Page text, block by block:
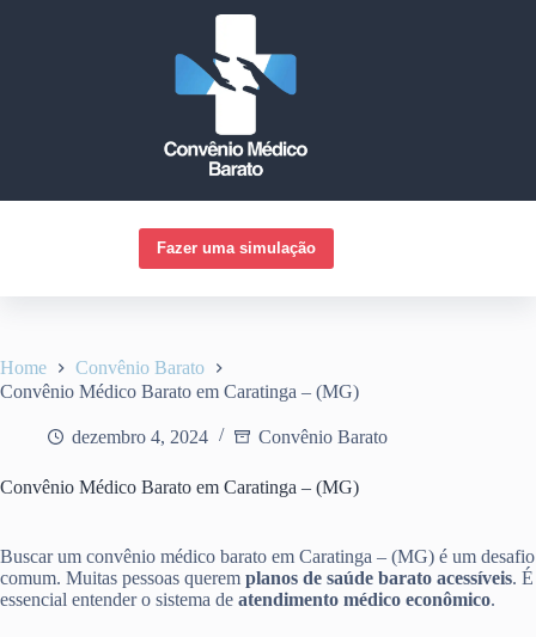
Fazer uma simulação
Home
Convênio Barato
Convênio Médico Barato em Caratinga – (MG)
dezembro 4, 2024 Convênio Barato
Convênio Médico Barato em Caratinga – (MG)
Buscar um convênio médico barato em Caratinga – (MG) é um desafio
comum. Muitas pessoas querem planos de saúde barato acessíveis. É
essencial entender o sistema de atendimento médico econômico.